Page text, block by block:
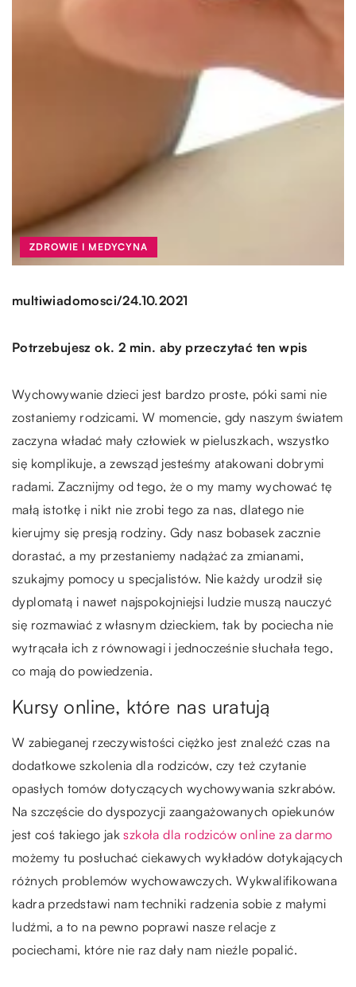
ZDROWIE I MEDYCYNA
multiwiadomosci/24.10.2021
Potrzebujesz ok. 2 min. aby przeczytać ten wpis
Wychowywanie dzieci jest bardzo proste, póki sami nie
zostaniemy rodzicami. W momencie, gdy naszym światem
zaczyna władać mały człowiek w pieluszkach, wszystko
się komplikuje, a zewsząd jesteśmy atakowani dobrymi
radami. Zacznijmy od tego, że o my mamy wychować tę
małą istotkę i nikt nie zrobi tego za nas, dlatego nie
kierujmy się presją rodziny. Gdy nasz bobasek zacznie
dorastać, a my przestaniemy nadążać za zmianami,
szukajmy pomocy u specjalistów. Nie każdy urodził się
dyplomatą i nawet najspokojniejsi ludzie muszą nauczyć
się rozmawiać z własnym dzieckiem, tak by pociecha nie
wytrącała ich z równowagi i jednocześnie słuchała tego,
co mają do powiedzenia.
Kursy online, które nas uratują
W zabieganej rzeczywistości ciężko jest znaleźć czas na
dodatkowe szkolenia dla rodziców, czy też czytanie
opasłych tomów dotyczących wychowywania szkrabów.
Na szczęście do dyspozycji zaangażowanych opiekunów
jest coś takiego jakszkoła dla rodziców online za darmo
możemy tu posłuchać ciekawych wykładów dotykających
różnych problemów wychowawczych. Wykwalifikowana
kadra przedstawi nam techniki radzenia sobie z małymi
ludźmi, a to na pewno poprawi nasze relacje z
pociechami, które nie raz dały nam nieźle popalić.